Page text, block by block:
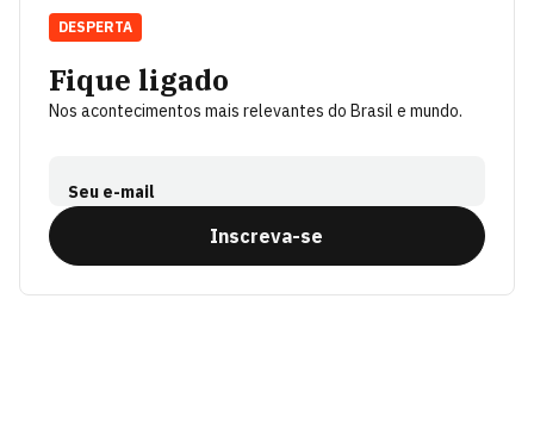
Fique ligado
Nos acontecimentos mais relevantes do Brasil e mundo.
Seu e-mail
Inscreva-se
DESPERTA